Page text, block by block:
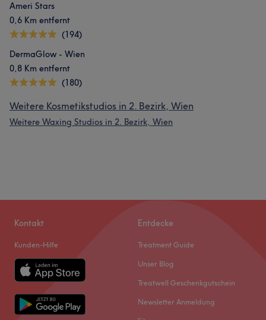
Ameri Stars
0,6 Km entfernt
(194)
DermaGlow - Wien
0,8 Km entfernt
(180)
Weitere Kosmetikstudios in 2. Bezirk, Wien
Weitere Waxing Studios in 2. Bezirk, Wien
Kontakt
Kunden-Hilfe
Entdecke
Treatment Guide
Unser Blog
Treatwell Geschenkgutschein
Newsletter Anmeldung